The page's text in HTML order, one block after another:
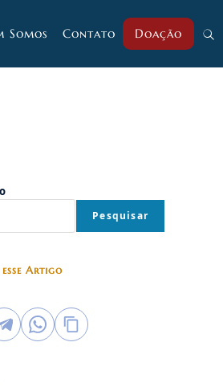
Somos Contato Doação
Pesquisar
Artigo